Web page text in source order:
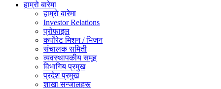
हाम्रो बारेमा
हाम्रो बारेमा
Investor Relations
प्रोफाइल
कर्पोरेट मिशन / भिजन
संचालक समिती
व्यवस्थापकीय समूह
विभागिय प्रमुख
प्रदेश प्रमुख
शाखा सन्जालहरू